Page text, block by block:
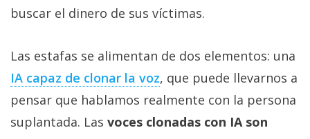
buscar el dinero de sus víctimas.
Las estafas se alimentan de dos elementos: una
IA capaz de clonar la voz‎, que puede llevarnos a
pensar que hablamos realmente con la persona
suplantada. Las voces clonadas con IA son